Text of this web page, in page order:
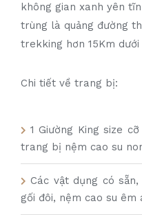
không gian xanh yên
trùng là quảng đường
trekking hơn 15Km
Chi tiết về trang bị:
1 Giường King size
trang bị nệm cao su
Các vật dụng có
gối đôi, nệm cao su êm